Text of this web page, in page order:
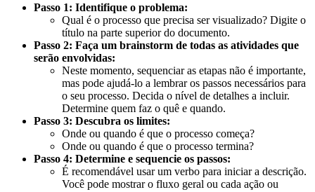
Passo 1: Identifique o problema:
Qual é o processo que precisa ser visualizado? Digite o
título na parte superior do documento.
Passo 2: Faça um brainstorm de todas as atividades que
serão envolvidas:
Neste momento, sequenciar as etapas não é importante,
mas pode ajudá-lo a lembrar os passos necessários para
o seu processo. Decida o nível de detalhes a incluir.
Determine quem faz o quê e quando.
Passo 3: Descubra os limites:
Onde ou quando é que o processo começa?
Onde ou quando é que o processo termina?
Passo 4: Determine e sequencie os passos:
É recomendável usar um verbo para iniciar a descrição.
Você pode mostrar o fluxo geral ou cada ação ou